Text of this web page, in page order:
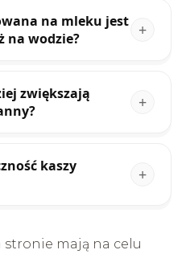
na mleku jest
na wodzie?
zwiększają
kaszy
mają na celu